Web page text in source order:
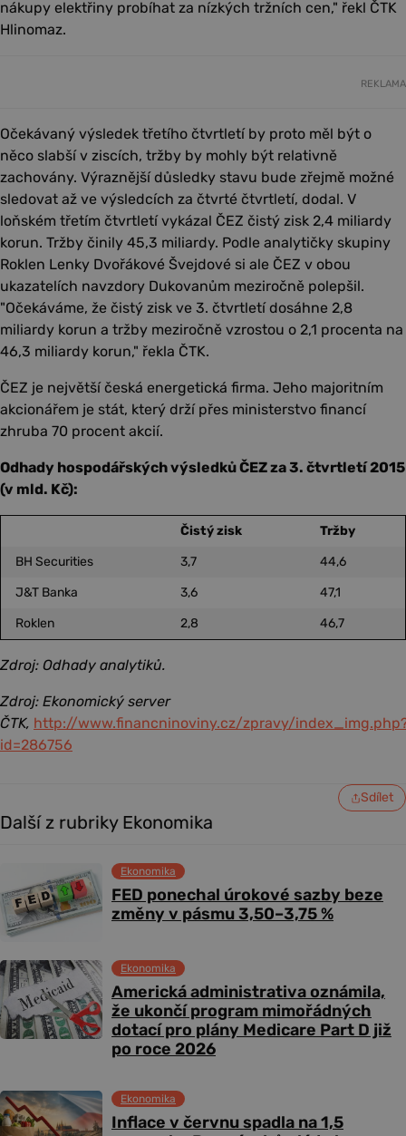
nákupy elektřiny probíhat za nízkých tržních cen," řekl ČTK
Hlinomaz.
REKLAMA
Očekávaný výsledek třetího čtvrtletí by proto měl být o
něco slabší v ziscích, tržby by mohly být relativně
zachovány. Výraznější důsledky stavu bude zřejmě možné
sledovat až ve výsledcích za čtvrté čtvrtletí, dodal. V
loňském třetím čtvrtletí vykázal ČEZ čistý zisk 2,4 miliardy
korun. Tržby činily 45,3 miliardy. Podle analytičky skupiny
Roklen Lenky Dvořákové Švejdové si ale ČEZ v obou
ukazatelích navzdory Dukovanům meziročně polepšil.
"Očekáváme, že čistý zisk ve 3. čtvrtletí dosáhne 2,8
miliardy korun a tržby meziročně vzrostou o 2,1 procenta na
46,3 miliardy korun," řekla ČTK.
ČEZ je největší česká energetická firma. Jeho majoritním
akcionářem je stát, který drží přes ministerstvo financí
zhruba 70 procent akcií.
Odhady hospodářských výsledků ČEZ za 3. čtvrtletí 2015
(v mld. Kč):
Čistý zisk
Tržby
BH Securities
3,7
44,6
J&T Banka
3,6
47,1
Roklen
2,8 46,7
Zdroj: Odhady analytiků.
Zdroj: Ekonomický server
ČTK, http://www.financninoviny.cz/zpravy/
id=286756
Sdílet
Další z rubriky Ekonomika
FED ponechal úrokové sazby beze
změny v pásmu 3,50–3,75 %
Ekonomika
Americká administrativa oznámila,
že ukončí program mimořádných
dotací pro plány Medicare Part D již
po roce 2026
Ekonomika
Inflace v červnu spadla na 1,5
Ekonomika